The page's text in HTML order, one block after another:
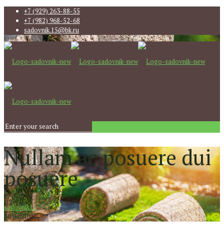
+7 (929) 263-88-55
+7 (982) 968-52-68
sadovnik.15@bk.ru
Nullam ac posuere dui
posuere
sadovnik15
30.04.2018